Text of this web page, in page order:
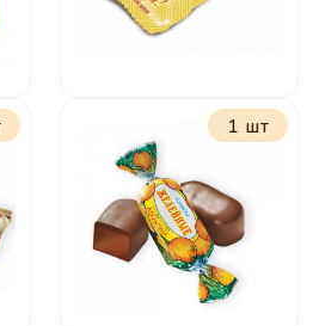
Ну-ка отними вкус
шоколадный крем
1 шт